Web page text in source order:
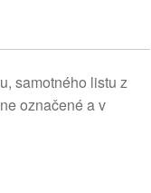
samotného listu z
označené a v